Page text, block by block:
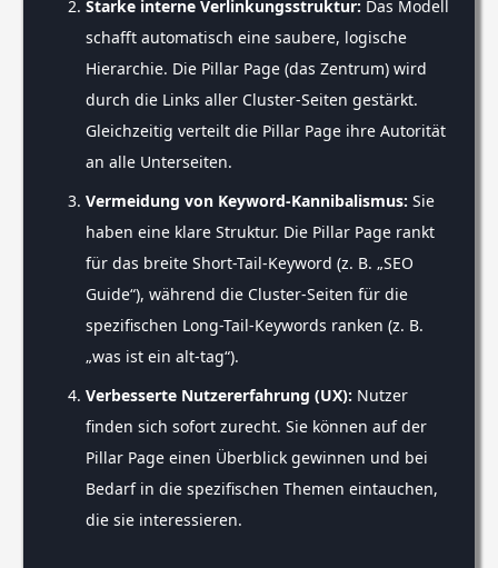
Starke interne Verlinkungsstruktur: Das Modell
schafft automatisch eine saubere, logische
Hierarchie. Die Pillar Page (das Zentrum) wird
durch die Links aller Cluster-Seiten gestärkt.
Gleichzeitig verteilt die Pillar Page ihre Autorität
an alle Unterseiten.
Vermeidung von Keyword-Kannibalismus: Sie
haben eine klare Struktur. Die Pillar Page rankt
für das breite Short-Tail-Keyword (z. B. „SEO
Guide“), während die Cluster-Seiten für die
spezifischen Long-Tail-Keywords ranken (z. B.
„was ist ein alt-tag“).
Verbesserte Nutzererfahrung (UX): Nutzer
finden sich sofort zurecht. Sie können auf der
Pillar Page einen Überblick gewinnen und bei
Bedarf in die spezifischen Themen eintauchen,
die sie interessieren.